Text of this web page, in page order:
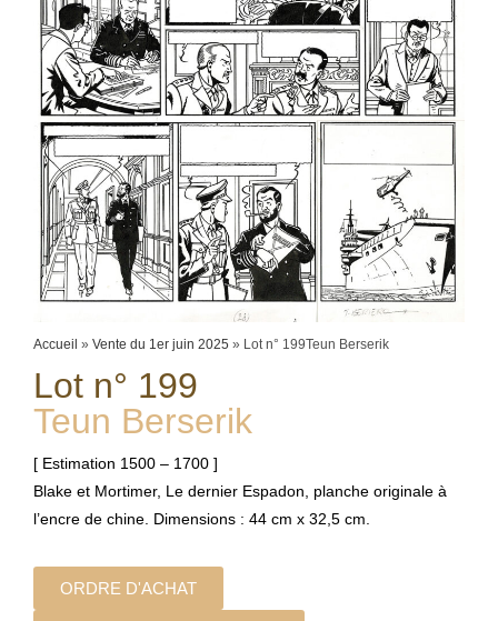
Accueil » Vente du 1er juin 2025 » Lot n° 199Teun Berserik
Lot n° 199
Teun Berserik
[ Estimation 1500 – 1700 ]
Blake et Mortimer, Le dernier Espadon, planche originale à
l’encre de chine. Dimensions : 44 cm x 32,5 cm.
ORDRE D'ACHAT